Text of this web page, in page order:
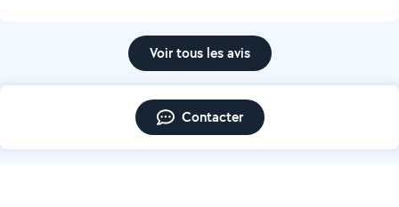
Voir tous les avis
Contacter